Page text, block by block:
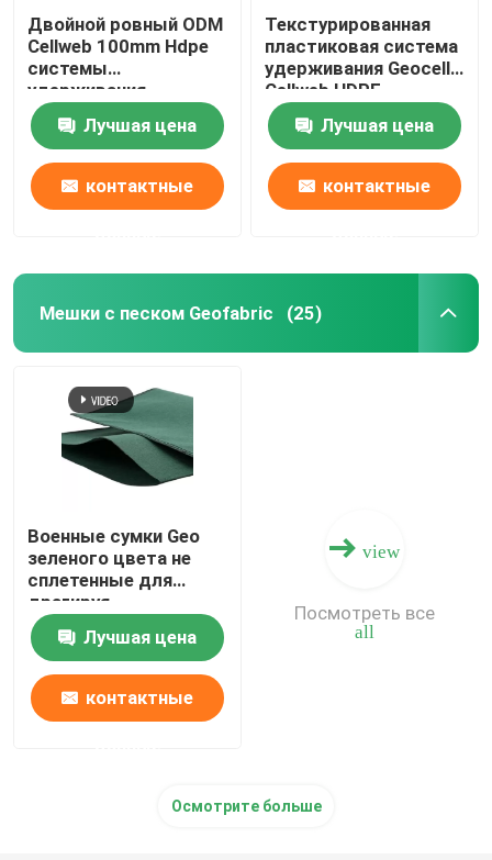
Двойной ровный ODM
Cellweb 100mm Hdpe
системы
удерживания
Лучшая цена
контактные
Текстурированная
пластиковая система
удерживания Geocell
Cellweb HDPE
клетчатая для
строительства дорог
Лучшая цена
контактные
Мешки с песком Geofabric (25)
Военные сумки Geo
зеленого цвета не
сплетенные для
драгируя
конструкции
Лучшая цена
контактные
view
all
Посмотреть все
Осмотрите больше